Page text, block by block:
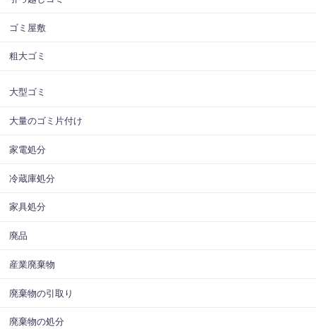
ゴミ屋敷
粗大ゴミ
大型ゴミ
大量のゴミ片付け
家電処分
冷蔵庫処分
家具処分
廃品
産業廃棄物
廃棄物の引取り
廃棄物の処分